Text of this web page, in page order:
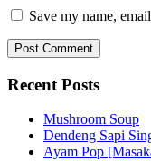
Save my name,
Recent Posts
Mushroom Soup
Dendeng Sapi
Ayam Pop